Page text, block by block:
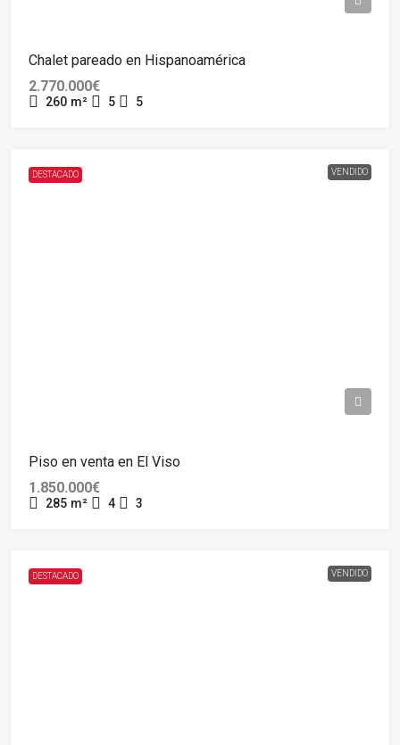
Chalet pareado en Hispanoamérica
2.770.000€
260 m² 5 5
DESTACADO VENDIDO
Piso en venta en El Viso
1.850.000€
285 m² 4 3
DESTACADO VENDIDO